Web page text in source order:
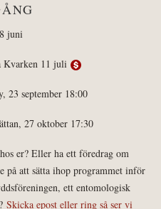
juni
Kvarken 11 juli
23 september 18:00
27 oktober 17:30
er? Eller ha ett föredrag om
på att sätta ihop programmet inför
ett entomologisk
Skicka epost eller ring så ser vi